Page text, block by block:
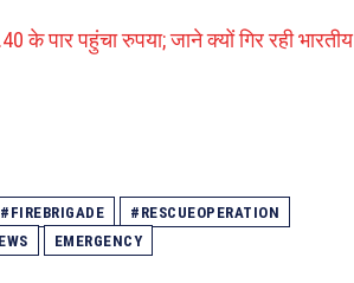
के पार पहुंचा रुपया; जाने क्यों गिर रही भारतीय
#FIREBRIGADE
#RESCUEOPERATION
EMERGENCY